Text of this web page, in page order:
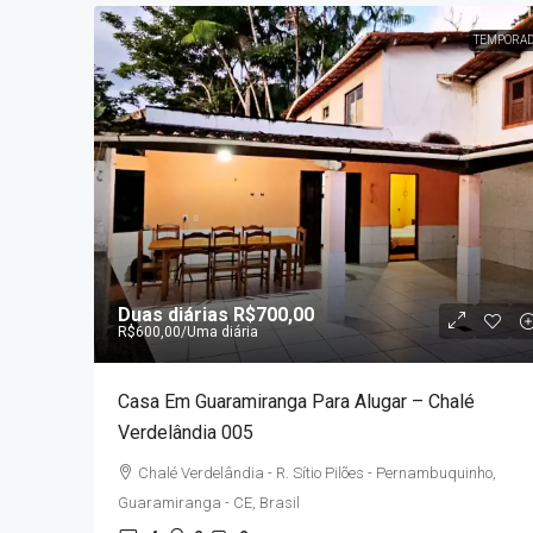
Duas diáriasR$700,00
R$600,00/Uma diária
Casa Em Guaramiranga Para Alugar – Chalé
Verdelândia 005
Chalé Verdelândia - R. Sítio Pilões - Pernambuquinho,
Guaramiranga - CE, Brasil